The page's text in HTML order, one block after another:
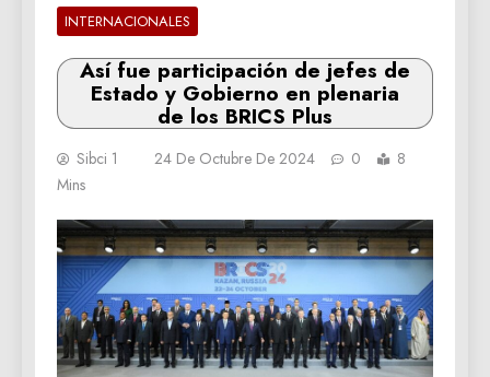
INTERNACIONALES
Así fue participación de jefes de
Estado y Gobierno en plenaria
de los BRICS Plus
Sibci 1 24 De Octubre De 2024 0
8
Mins